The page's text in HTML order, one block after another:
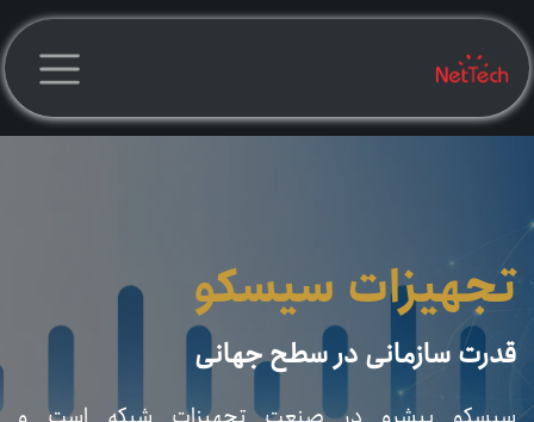
صرف نظر و مشاهده محتوا
تجهیزات سیسکو
قدرت سازمانی در سطح جهانی